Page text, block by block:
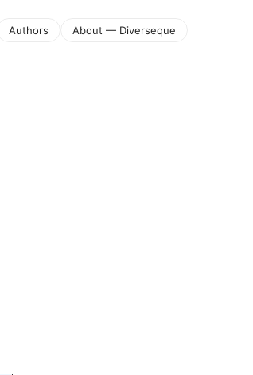
Authors About — Diverseque